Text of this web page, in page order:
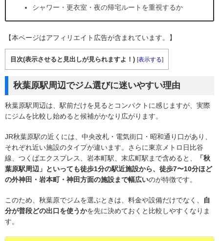
シャワー・更衣室・夜の帰宅ルートを重視するか
【本ページはアフィリエイト広告が含まれています。】
目次(表示させると見出しが見られますよ！) [表示する]
秋葉原駅周辺でジム選びに迷いやすい理由
秋葉原駅周辺は、駅前だけを見るとコンパクトに感じますが、実際
にジムを比較し始めると候補がかなり広がります。
JR秋葉原駅の近くには、中央改札・電気街口・昭和通り口があり、
それぞれ近い施設のタイプが違います。さらに東京メトロ日比谷
線、つくばエクスプレス、岩本町駅、末広町駅まで含めると、
「秋
葉原駅周辺」といっても徒歩1分の駅近施設から、徒歩7〜10分ほど
の外神田・岩本町・神田方面の施設まで幅広いのが特徴です。
このため、秋葉原でジムを選ぶときは、料金や設備だけでなく、
自
分が普段どの出口を使うかを先に決めておくと比較しやすくなりま
す。